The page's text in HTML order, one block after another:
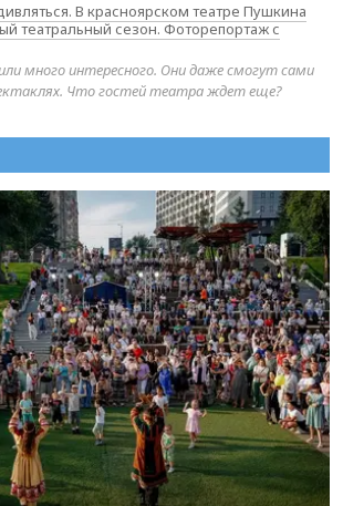
В красноярском театре Пушкина
театральный сезон. Фоторепортаж с
много интересного. Они даже смогут сами
Что гостей театра ждет еще?